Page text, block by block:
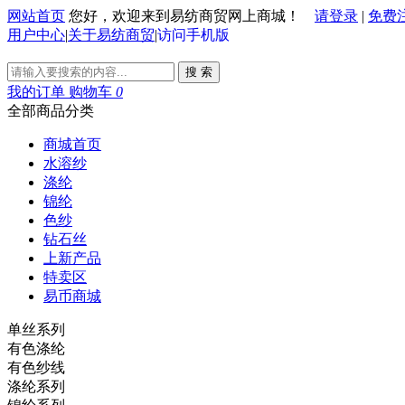
网站首页 您好，欢迎来到易纺商贸网上商城！ 请登录 | 免费
用户中心|关于易纺商贸|访问手机版
搜 索
我的订单 购物车 0
全部商品分类
商城首页
水溶纱
涤纶
锦纶
色纱
钻石丝
上新产品
特卖区
易币商城
单丝系列
有色涤纶
有色纱线
涤纶系列